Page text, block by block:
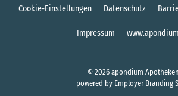
Cookie-Einstellungen Datenschutz
Impressum
© 2026 apondium Apotheken
powered by Employer Branding